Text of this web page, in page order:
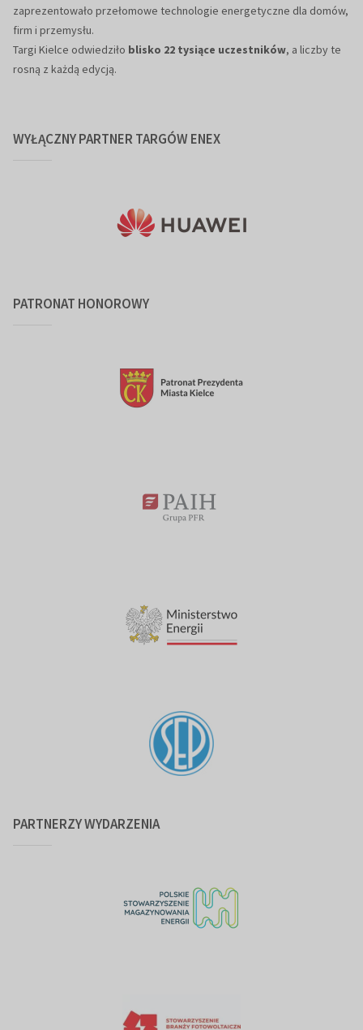
zaprezentowało przełomowe technologie energetyczne dla domów,
firm i przemysłu.
Targi Kielce odwiedziło blisko 22 tysiące uczestników, a liczby te
rosną z każdą edycją.
WYŁĄCZNY PARTNER TARGÓW ENEX
PATRONAT HONOROWY
PARTNERZY WYDARZENIA